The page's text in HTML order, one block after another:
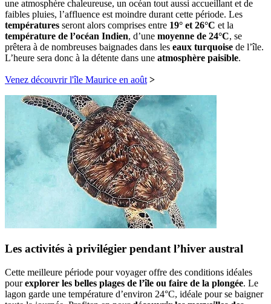
une atmosphère chaleureuse, un océan tout aussi accueillant et de
faibles pluies, l’affluence est moindre durant cette période. Les
températures seront alors comprises entre 19° et 26°C et la
température de l’océan Indien, d’une moyenne de 24°C, se
prêtera à de nombreuses baignades dans les eaux turquoise de l’île.
L’heure sera donc à la détente dans une atmosphère paisible.
Venez découvrir l'île Maurice en août >
Les activités à privilégier pendant l’hiver austral
Cette meilleure période pour voyager offre des conditions idéales
pourexplorer les belles plages de l’île ou faire de la plongée. Le
lagon garde une température d’environ 24°C, idéale pour se baigner